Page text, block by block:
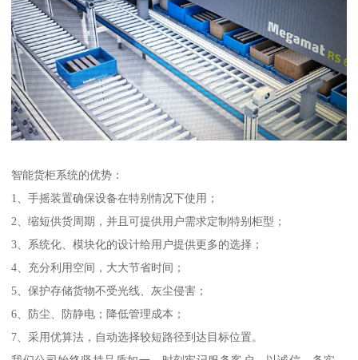
智能货柜系统的优势：
1、手摇装置确保设备在特别情况下使用；
2、缩短供货周期，并且可提供用户需求定制特别柜型；
3、系统化、模块化的设计给用户提供更多的选择；
4、充分利用空间，大大节省时间；
5、保护存储货物不受光线、灰尘侵害；
6、防尘、防静电；降低管理成本；
7、采用优算法，自动选择较短路径到达目标位置。